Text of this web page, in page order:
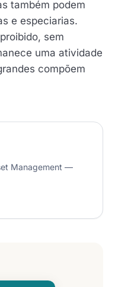
também podem
e especiarias.
sem
uma atividade
compõem
Management —